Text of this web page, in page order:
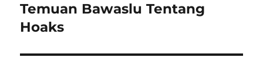
post:
Temuan Bawaslu Tentang
Hoaks